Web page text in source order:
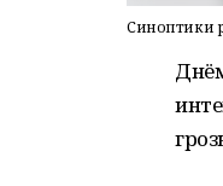
Синоптики